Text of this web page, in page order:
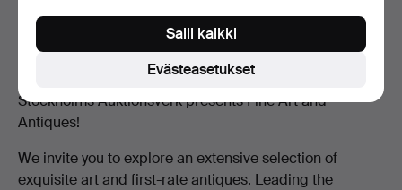
Fine Art & Antiques December 10–11
Stockholms Auktionsverk presents Fine Art and
Antiques!
We invite you to explore an extensive selection of
exquisite art and first-rate antiques. Leading the
Evästeasetukset
Salli kaikki